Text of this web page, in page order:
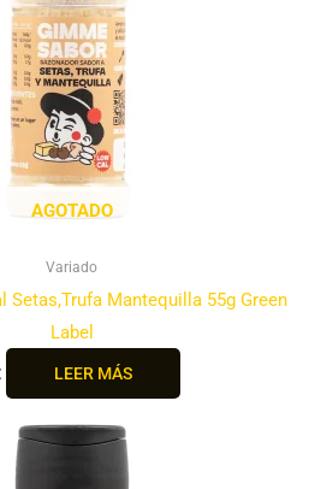
AGOTADO
Variado
Setas,Trufa Mantequilla 55g Green
Label
LEER MÁS